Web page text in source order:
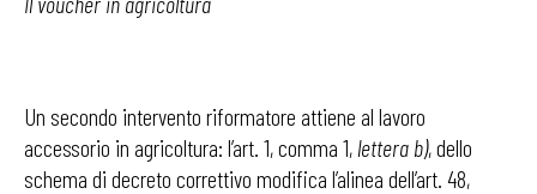
Un secondo intervento riformatore attiene al lavoro
accessorio in agricoltura: l’art. 1, comma 1, lettera b), dello
schema di decreto correttivo modifica l’alinea dell’art. 48,